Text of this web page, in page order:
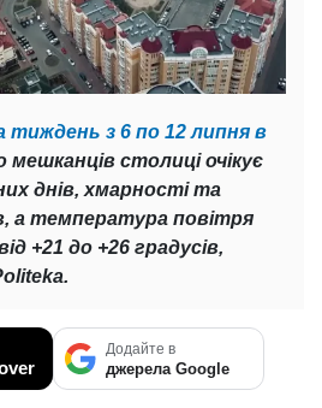
тиждень з 6 по 12 липня в
столиці очікує
днів, хмарності та
а температура повітря
+21 до +26 градусів,
Додайте в
джерела Google